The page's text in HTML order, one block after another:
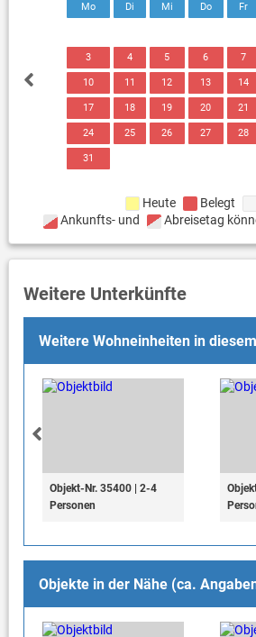
Mo Di Mi Do Fr
3 4 5 6 7
10 11 12 13 14
17 18 19 20 21
24 25 26 27 28
31
Heute Belegt
Ankunfts- und
Abreisetag
Weitere Unterkünfte
Weitere Wohneinheiten in
Objekt-Nr. 35400 | 2-4
Personen
Objekte in der Nähe (ca.